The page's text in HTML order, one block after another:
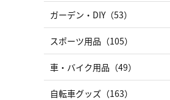
ガーデン・DIY（53）
スポーツ用品（105）
車・バイク用品（49）
自転車グッズ（163）